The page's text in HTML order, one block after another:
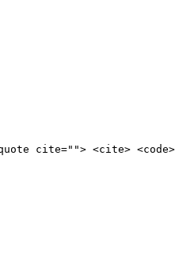
cite=""> <cite>